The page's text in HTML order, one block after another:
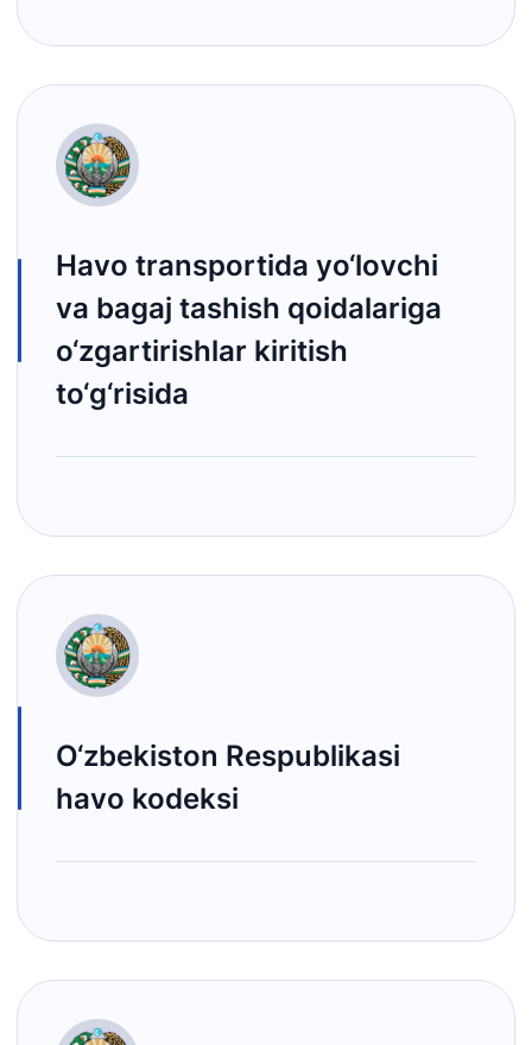
Havo transportida yo‘lovchi
va bagaj tashish qoidalariga
o‘zgartirishlar kiritish
to‘g‘risida
O‘zbekiston Respublikasi
havo kodeksi